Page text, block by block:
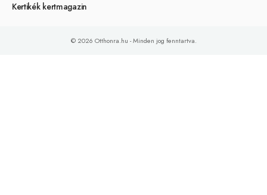
Kertikék kertmagazin
© 2026 Otthonra.hu - Minden jog fenntartva.